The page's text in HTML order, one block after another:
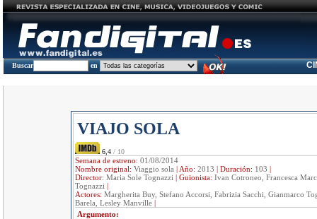
Buscar en
VIAJO SOLA
6,4 / 10
Semana de estreno: 01/08/2014
Nombre original: Viaggio sola | Año: 2013 | Duración: 103 |
Director: Maria Sole Tognazzi | Guionista: Ivan Cotroneo, Francesca
Tognazzi |
Actores: Margherita Buy, Stefano Accorsi, Fabrizia Sacchi, Gianmarco
Barela, Lesley Manville|
Argumento: